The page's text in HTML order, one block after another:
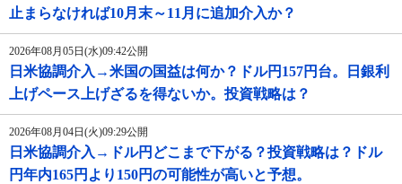
止まらなければ10月末～11月に追加介入か？
2026年08月05日(水)09:42公開
日米協調介入→米国の国益は何か？ドル円157円台。日銀利
上げペース上げざるを得ないか。投資戦略は？
2026年08月04日(火)09:29公開
日米協調介入→ドル円どこまで下がる？投資戦略は？ドル
円年内165円より150円の可能性が高いと予想。